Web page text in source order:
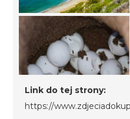
Link do tej strony:
https://